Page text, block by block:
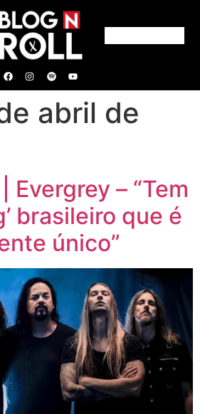
abril de
Evergrey – “Tem
brasileiro que é
único”